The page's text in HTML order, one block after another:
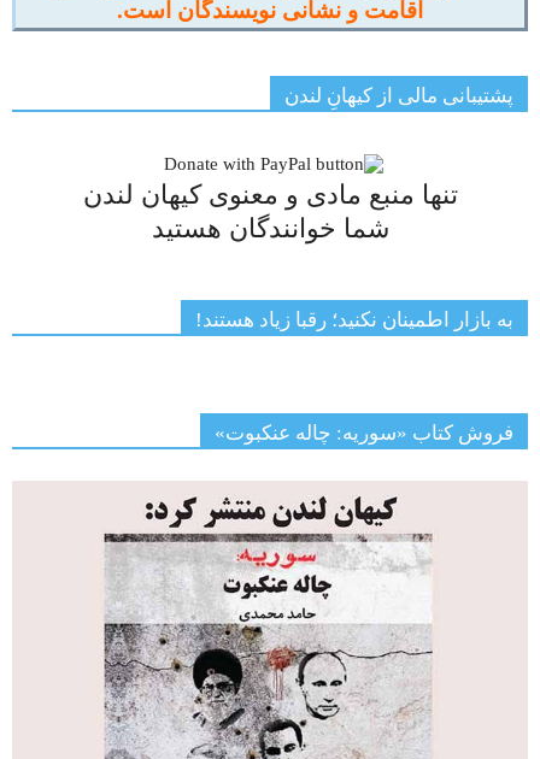
اقامت و نشانی نویسندگان است.
پشتیبانی مالی از کیهانِ لندن
تنها منبع مادی و معنوی کیهان لندن
شما خوانندگان هستید
به بازار اطمینان نکنید؛ رقبا زیاد هستند!
فروش کتاب «سوریه: چاله عنکبوت»